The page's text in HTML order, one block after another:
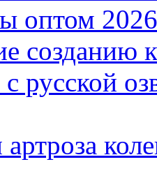
оптом
созданию
русской